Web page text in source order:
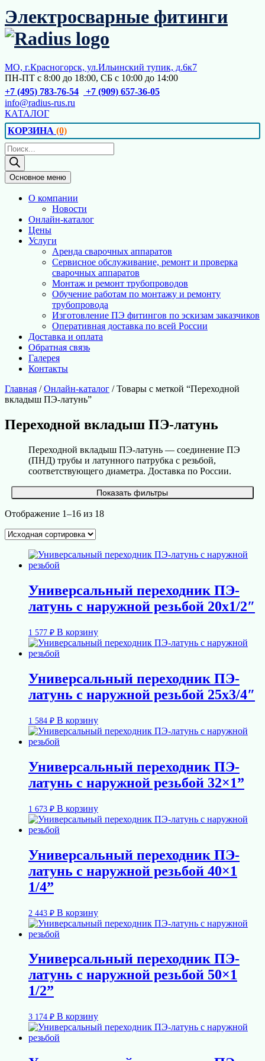
Перейти
к
содержимому
Электросварные фитинги
МО, г.Красногорск, ул.Ильинский тупик, д.6к7
ПН-ПТ с 8:00 до 18:00, СБ с 10:00 до 14:00
+7 (495) 783-76-54
+7 (909) 657-36-05
info@radius-rus.ru
КАТАЛОГ
КОРЗИНА (0)
Поиск
товаров
Основное меню
О компании
Новости
Онлайн-каталог
Цены
Услуги
Аренда сварочных аппаратов
Сервисное обслуживание, ремонт и проверка
сварочных аппаратов
Монтаж и ремонт трубопроводов
Обучение работам по монтажу и ремонту
трубопровода
Изготовление ПЭ фитингов по эскизам заказчиков
Оперативная доставка по всей России
Доставка и оплата
Обратная связь
Галерея
Контакты
Главная /Онлайн-каталог / Товары с меткой “Переходной
вкладыш ПЭ-латунь”
Переходной вкладыш ПЭ-латунь
Переходной вкладыш ПЭ-латунь — соединение ПЭ
(ПНД) трубы и латунного патрубка с резьбой,
соответствующего диаметра. Доставка по России.
Показать фильтры
Отображение 1–16 из 18
Универсальный переходник ПЭ-
латунь с наружной резьбой 20х1/2″
1 577 ₽ В корзину
Универсальный переходник ПЭ-
латунь с наружной резьбой 25х3/4″
1 584 ₽ В корзину
Универсальный переходник ПЭ-
латунь с наружной резьбой 32×1”
1 673 ₽ В корзину
Универсальный переходник ПЭ-
латунь с наружной резьбой 40×1
1/4”
2 443 ₽ В корзину
Универсальный переходник ПЭ-
латунь с наружной резьбой 50×1
1/2”
3 174 ₽ В корзину